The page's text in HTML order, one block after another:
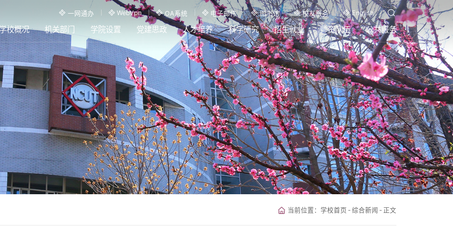
一网通办 WebVpn OA系统 电子邮件 图书馆 校友服务 English
校概况 机关部门 学院设置 党建思政 人才培养 科学研究 招生就业 师资队伍 公共服务
当前位置： 学校首页 - 综合新闻 - 正文